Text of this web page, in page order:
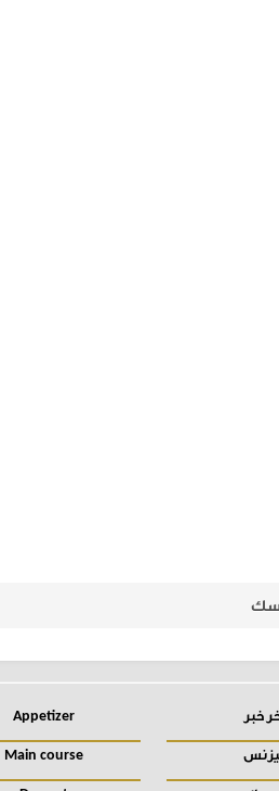
خبر
Appetizer
Main course